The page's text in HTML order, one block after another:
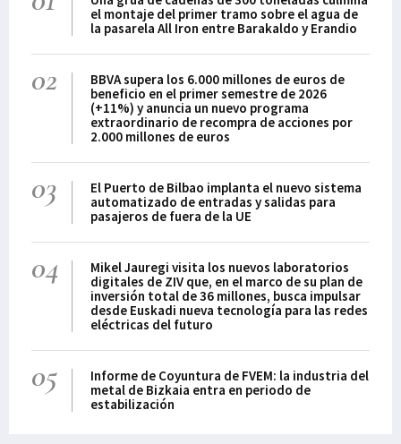
el montaje del primer tramo sobre el agua de
la pasarela All Iron entre Barakaldo y Erandio
02
BBVA supera los 6.000 millones de euros de
beneficio en el primer semestre de 2026
(+11%) y anuncia un nuevo programa
extraordinario de recompra de acciones por
2.000 millones de euros
03
El Puerto de Bilbao implanta el nuevo sistema
automatizado de entradas y salidas para
pasajeros de fuera de la UE
04
Mikel Jauregi visita los nuevos laboratorios
digitales de ZIV que, en el marco de su plan de
inversión total de 36 millones, busca impulsar
desde Euskadi nueva tecnología para las redes
eléctricas del futuro
05
Informe de Coyuntura de FVEM: la industria del
metal de Bizkaia entra en periodo de
estabilización